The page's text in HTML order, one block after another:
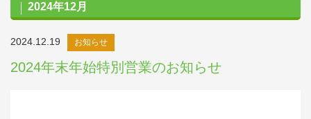
2024年12月
2024.12.19 お知らせ
2024年末年始特別営業のお知らせ